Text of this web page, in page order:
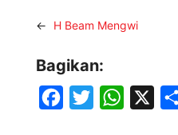
← H Beam Mengwi
Bagikan: